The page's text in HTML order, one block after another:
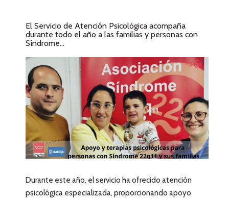
El Servicio de Atención Psicológica acompaña
durante todo el año a las familias y personas con
Síndrome...
Durante este año, el servicio ha ofrecido atención
psicológica especializada, proporcionando apoyo